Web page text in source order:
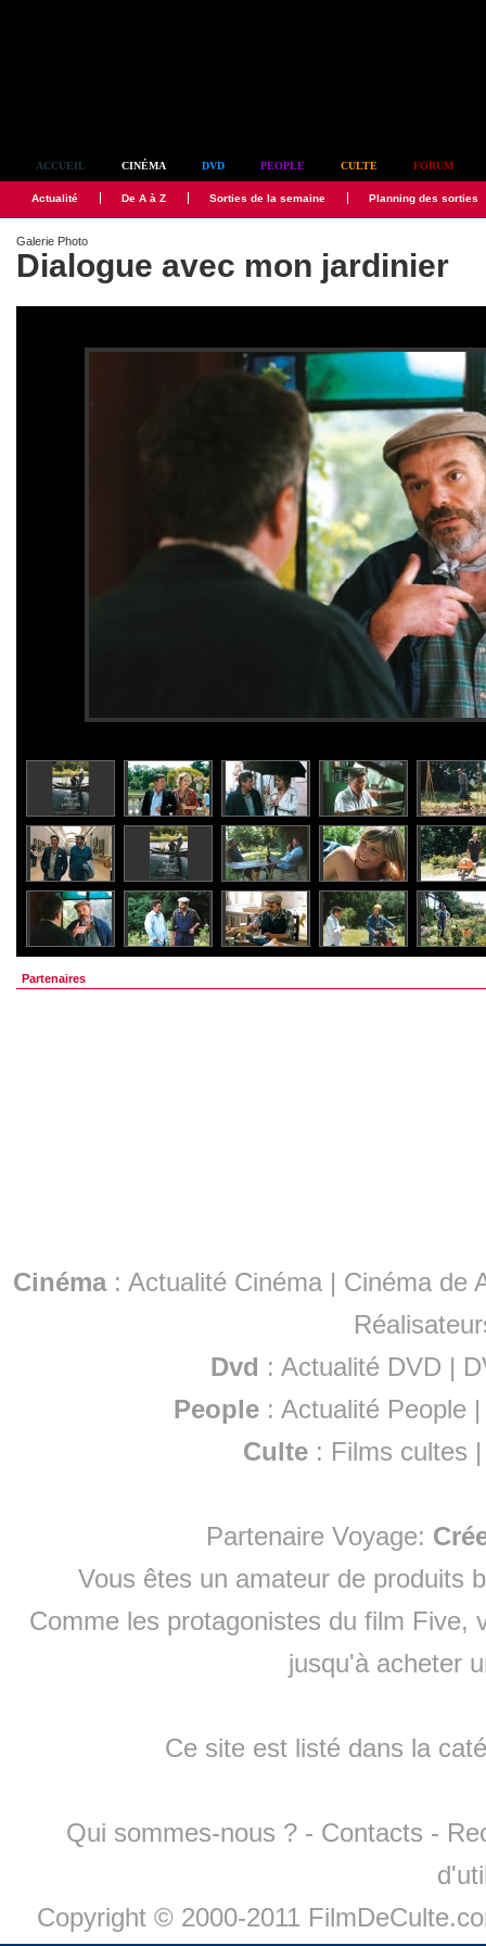
ACCUEIL CINÉMA DVD PEOPLE CULTE FORUM
Actualité De A à Z Sorties de la semaine Planning des sorties
Galerie Photo
Dialogue avec mon jardinier
Partenaires
Cinéma: Actualité Cinéma | Cinéma de
Dvd : Actualité DVD |
People :Actualité People
Culte : Films cultes
Partenaire Voyage:
Vous êtes un amateur de produits
Comme les protagonistes du film Five,
jusqu'à acheter
Ce site est listé dans la
Qui sommes-nous ? - Contacts -
Copyright © 2000-2011